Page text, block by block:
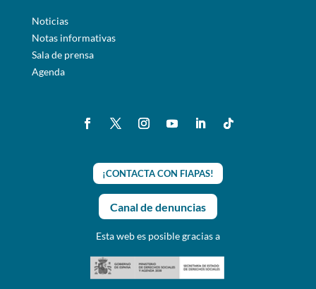
Noticias
Notas informativas
Sala de prensa
Agenda
¡CONTACTA CON FIAPAS!
Canal de denuncias
Esta web es posible gracias a